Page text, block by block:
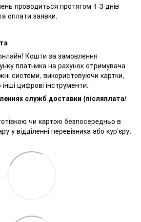
проводиться протягом 1-3 днів
оплати заявки.
Кошти за замовлення
платника на рахунок отримувача
системи, використовуючи картки,
цифрові інструменти.
служб доставки (післяплата/
чи картою безпосередньо в
у відділенні перевізника або кур’єру.